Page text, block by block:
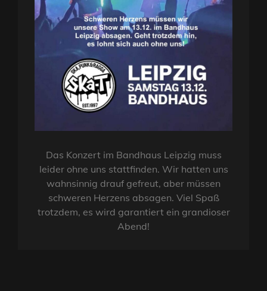
Das Konzert im Bandhaus Leipzig muss
leider ohne uns stattfinden. Wir hatten uns
wahnsinnig drauf gefreut, aber müssen
schweren Herzens absagen. Viel Spaß
trotzdem, es wird garantiert ein grandioser
Abend!